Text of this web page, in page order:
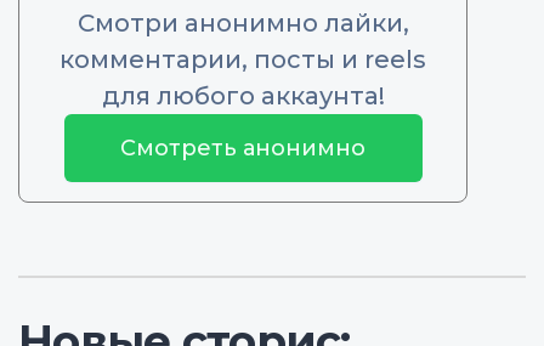
Смотри анонимно лайки,
комментарии, посты и reels
для любого аккаунта!
Смотреть анонимно